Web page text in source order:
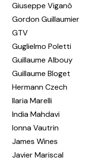
Giuseppe Viganò
Gordon Guillaumier
GTV
Guglielmo Poletti
Guillaume Albouy
Guillaume Bloget
Hermann Czech
Ilaria Marelli
India Mahdavi
Ionna Vautrin
James Wines
Javier Mariscal